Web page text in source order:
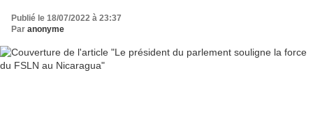
Publié le 18/07/2022 à 23:37
Par anonyme